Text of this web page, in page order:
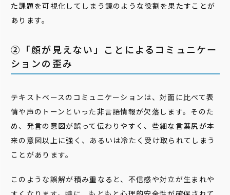
た課題を可視化してしまう鏡のような役割を果たすことが
あります。
②「顔が見えない」ことによるコミュニケー
ションの歪み
テキストベースのコミュニケーションは、対面に比べて表
情や声のトーンといった非言語情報が欠落します。そのた
め、発言の意図が誤って伝わりやすく、些細な言葉尻が本
来の意図以上に強く、あるいは冷たく受け取られてしまう
ことがあります。
このような誤解が積み重なると、不信感や対立が生まれや